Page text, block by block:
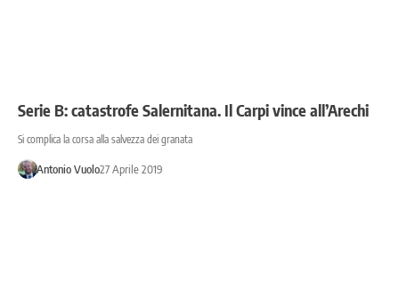
Serie B: catastrofe Salernitana. Il Carpi vince all’Arechi
Si complica la corsa alla salvezza dei granata
Antonio Vuolo27 Aprile 2019